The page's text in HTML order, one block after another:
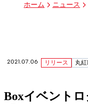
ホーム ニュース
2021.07.06 リリース 丸
Boxイベント